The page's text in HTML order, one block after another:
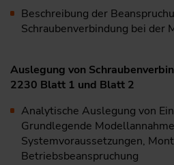
Beschreibung der
Schraubenverbindung bei der
Auslegung von
2230 Blatt 1 und Blatt 2
Analytische Auslegung von
Grundlegende
Systemvoraussetzungen,
Betriebsbeanspruchung